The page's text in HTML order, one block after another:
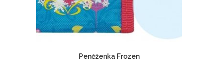
Peněženka Frozen